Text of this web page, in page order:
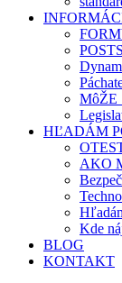
MôŽE
HĽADÁM
AKO
Kde
BLOG
KONTAKT